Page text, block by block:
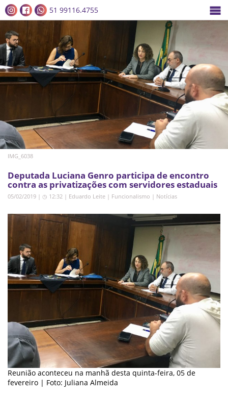
51 99116.4755
IMG_6038
Deputada Luciana Genro participa de encontro
contra as privatizações com servidores estaduais
05/02/2019 | ◷ 12:32 | Eduardo Leite | Funcionalismo | Notícias
Reunião aconteceu na manhã desta quinta-feira, 05 de
fevereiro | Foto: Juliana Almeida